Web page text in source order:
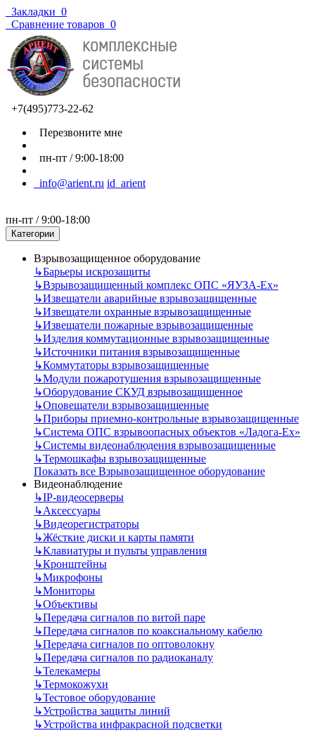
Закладки 0
Сравнение товаров 0
+7(495)773-22-62
Перезвоните мне
пн-пт / 9:00-18:00
info@arient.ru id_arient
пн-пт / 9:00-18:00
Категории
Взрывозащищенное оборудование
↳Барьеры искрозащиты
↳Взрывозащищенный комплекс ОПС «ЯУЗА-Ех»
↳Извещатели аварийные взрывозащищенные
↳Извещатели охранные взрывозащищенные
↳Извещатели пожарные взрывозащищенные
↳Изделия коммутационные взрывозащищенные
↳Источники питания взрывозащищенные
↳Коммутаторы взрывозащищенные
↳Модули пожаротушения взрывозащищенные
↳Оборудование СКУД взрывозащищенное
↳Оповещатели взрывозащищенные
↳Приборы приемно-контрольные взрывозащищенные
↳Система ОПС взрывоопасных объектов «Ладога-Ex»
↳Системы видеонаблюдения взрывозащищенные
↳Термошкафы взрывозащищенные
Показать все Взрывозащищенное оборудование
Видеонаблюдение
↳IP-видеосерверы
↳Аксессуары
↳Видеорегистраторы
↳Жёсткие диски и карты памяти
↳Клавиатуры и пульты управления
↳Кронштейны
↳Микрофоны
↳Мониторы
↳Объективы
↳Передача сигналов по витой паре
↳Передача сигналов по коаксиальному кабелю
↳Передача сигналов по оптоволокну
↳Передача сигналов по радиоканалу
↳Телекамеры
↳Термокожухи
↳Тестовое оборудование
↳Устройства защиты линий
↳Устройства инфракрасной подсветки